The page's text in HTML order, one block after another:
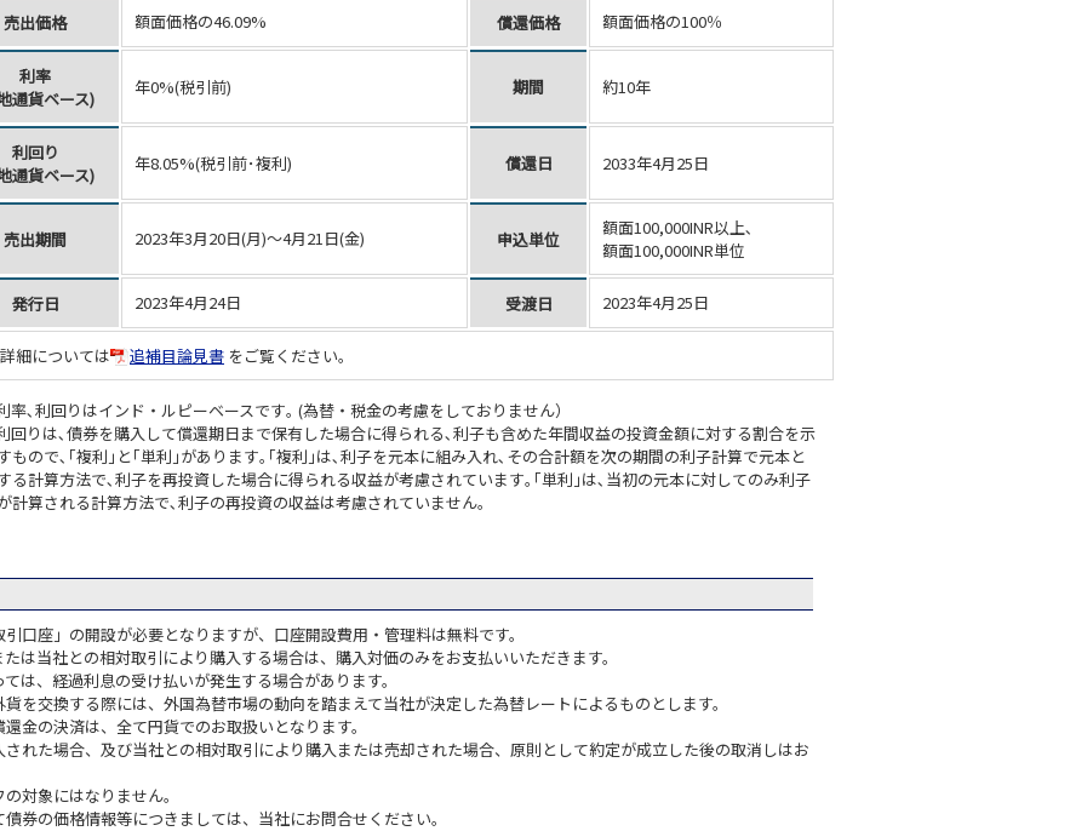
売出価格 額面価格の46.09% 償還価格 額面価格の100％
利率
通貨ベース)
年0%(税引前) 期間 約10年
利回り
通貨ベース)
年8.05%(税引前･複利) 償還日 2033年4月25日
売出期間 2023年3月20日(月)～4月21日(金) 申込単位
額面100,000INR以上､
額面100,000INR単位
発行日 2023年4月24日 受渡日 2023年4月25日
細については 追補目論見書 をご覧ください。
率､利回りはインド・ルピーベースです｡ (為替・税金の考慮をしておりません）
回りは､債券を購入して償還期日まで保有した場合に得られる､利子も含めた年間収益の投資金額に対する割合を示
もので､｢複利｣と｢単利｣があります｡｢複利｣は､利子を元本に組み入れ､その合計額を次の期間の利子計算で元本と
る計算方法で､利子を再投資した場合に得られる収益が考慮されています｡｢単利｣は､当初の元本に対してのみ利子
計算される計算方法で､利子の再投資の収益は考慮されていません｡
口座」の開設が必要となりますが、口座開設費用・管理料は無料です。
は当社との相対取引により購入する場合は、購入対価のみをお支払いいただきます。
は、経過利息の受け払いが発生する場合があります。
を交換する際には、外国為替市場の動向を踏まえて当社が決定した為替レートによるものとします。
金の決済は、全て円貨でのお取扱いとなります。
れた場合、及び当社との相対取引により購入または売却された場合、原則として約定が成立した後の取消しはお
対象にはなりません。
券の価格情報等につきましては、当社にお問合せください。